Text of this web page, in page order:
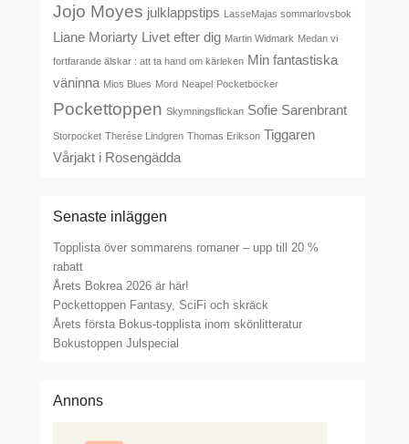
Jojo Moyes julklappstips LasseMajas sommarlovsbok
Liane Moriarty Livet efter dig Martin Widmark Medan vi
fortfarande älskar : att ta hand om kärleken Min fantastiska
väninna Mios Blues Mord Neapel Pocketböcker
Pockettoppen Skymningsflickan Sofie Sarenbrant
Storpocket Therése Lindgren Thomas Erikson Tiggaren
Vårjakt i Rosengädda
Senaste inläggen
Topplista över sommarens romaner – upp till 20 %
rabatt
Årets Bokrea 2026 är här!
Pockettoppen Fantasy, SciFi och skräck
Årets första Bokus-topplista inom skönlitteratur
Bokustoppen Julspecial
Annons